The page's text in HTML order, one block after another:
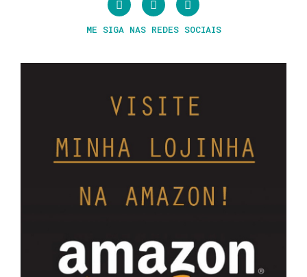
ME SIGA NAS REDES SOCIAIS